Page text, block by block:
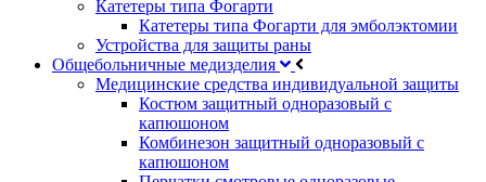
Катетеры типа Фогарти
Катетеры типа Фогарти для эмболэктомии
Устройства для защиты раны
Общебольничные медизделия
Медицинские средства индивидуальной защиты
Костюм защитный одноразовый с
капюшоном
Комбинезон защитный одноразовый с
капюшоном